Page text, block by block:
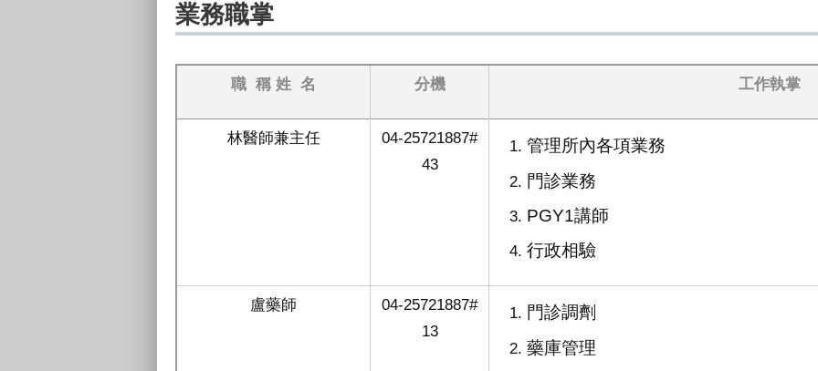
業務職掌
職 稱 姓 名 分機 工作執掌
林醫師兼主任
04-25721887#
43
管理所內各項業務
門診業務
PGY1講師
行政相驗
盧藥師
04-25721887#
13
門診調劑
藥庫管理